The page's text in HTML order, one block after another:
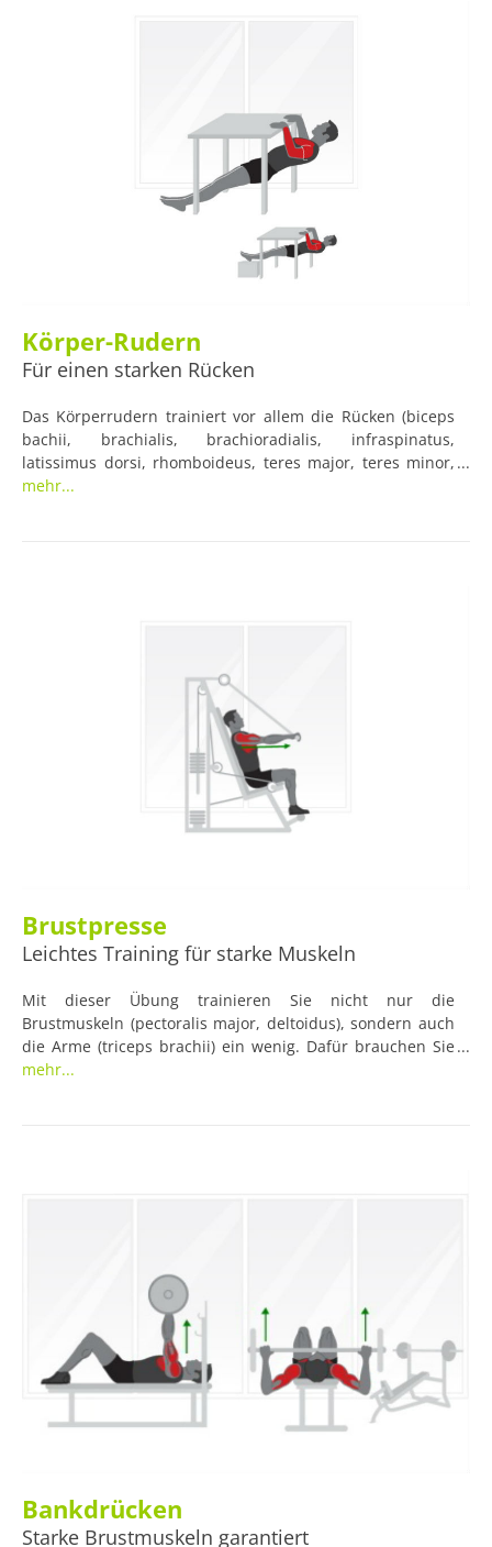
Körper-Rudern
Für einen starken Rücken
Das Körperrudern trainiert vor allem die Rücken (biceps
bachii, brachialis, brachioradialis, infraspinatus,
latissimus dorsi, rhomboideus, teres major, teres minor,
trapezius). Für diese Übung brauchen Sie einen
mehr...
Brustpresse
Leichtes Training für starke Muskeln
Mit dieser Übung trainieren Sie nicht nur die
Brustmuskeln (pectoralis major, deltoidus), sondern auch
die Arme (triceps brachii) ein wenig. Dafür brauchen Sie
die Brustpresse.
mehr...
Bankdrücken
Starke Brustmuskeln garantiert